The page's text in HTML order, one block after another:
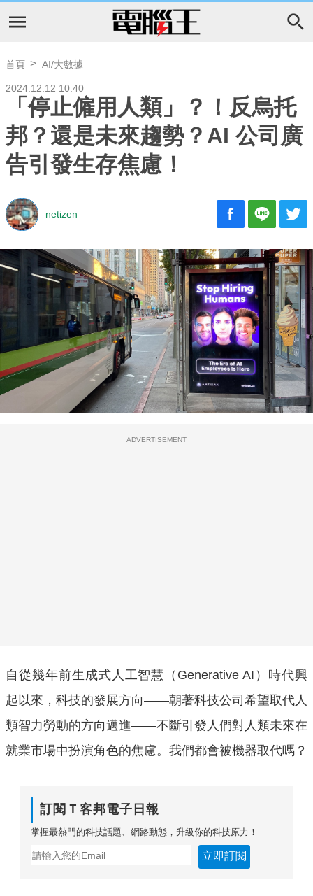
首頁 AI/大數據
2024.12.12 10:40
「停止僱用人類」？！反烏托
邦？還是未來趨勢？AI 公司廣
告引發生存焦慮！
netizen
ADVERTISEMENT
自從幾年前生成式人工智慧（Generative AI）時代興
起以來，科技的發展方向——朝著科技公司希望取代人
類智力勞動的方向邁進——不斷引發人們對人類未來在
就業市場中扮演角色的焦慮。我們都會被機器取代嗎？
訂閱Ｔ客邦電子日報
掌握最熱門的科技話題、網路動態，升級你的科技原力！
立即訂閱